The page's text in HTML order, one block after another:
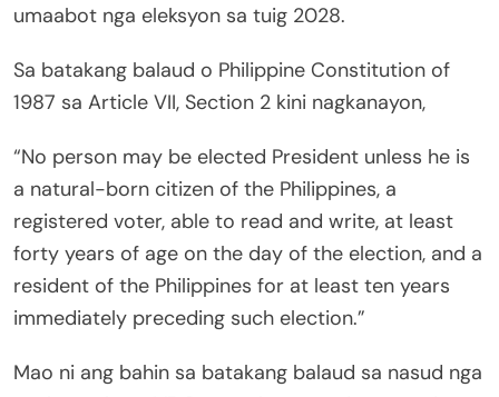
umaabot nga eleksyon sa tuig 2028.
Sa batakang balaud o Philippine Constitution of
1987 sa Article VII, Section 2 kini nagkanayon,
“No person may be elected President unless he is
a natural-born citizen of the Philippines, a
registered voter, able to read and write, at least
forty years of age on the day of the election, and a
resident of the Philippines for at least ten years
immediately preceding such election.”
Mao ni ang bahin sa batakang balaud sa nasud nga